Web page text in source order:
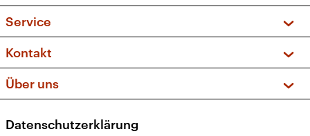
Sendungen und Podcasts
Musikliste
Kakadu – Das Kinderprogramm
Frequenzen (UKW + DAB+)
Service
FAQ
Apps
Newsletter
Kontakt
Social Media
Über uns
Presse
Datenschutzerklärung